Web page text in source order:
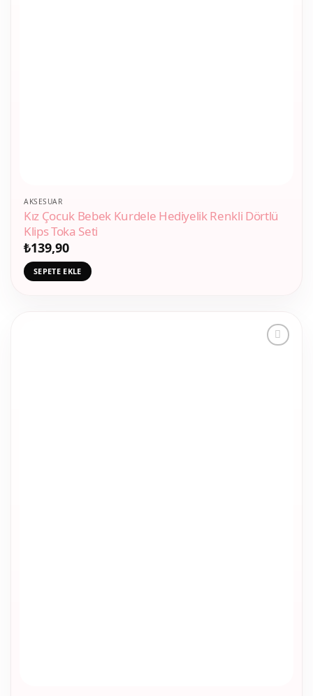
AKSESUAR
Kız Çocuk Bebek Kurdele Hediyelik Renkli Dörtlü
Klips Toka Seti
₺139,90
SEPETE EKLE